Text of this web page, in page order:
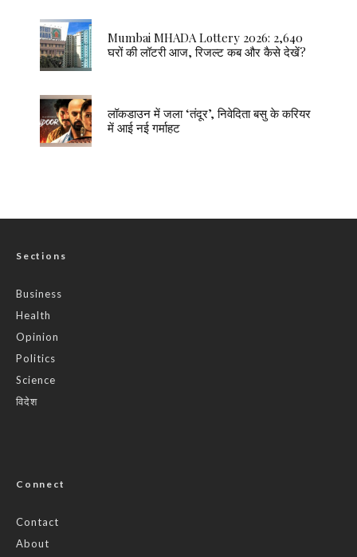
Mumbai MHADA Lottery 2026: 2,640
घरों की लॉटरी आज, रिजल्ट कब और कैसे देखें?
लॉकडाउन में जला ‘तंदूर’, निवेदिता बसु के करियर
में आई नई गर्माहट
Sections
Business
Health
Opinion
Politics
Science
विदेश
Connect
Contact
About